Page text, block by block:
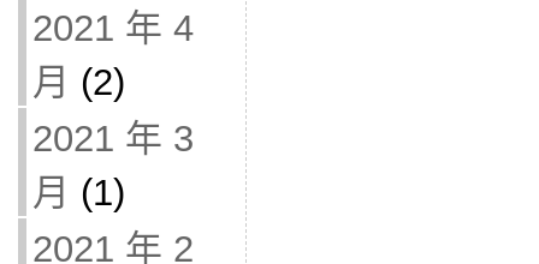
2021 年 4
月 (2)
2021 年 3
月 (1)
2021 年 2